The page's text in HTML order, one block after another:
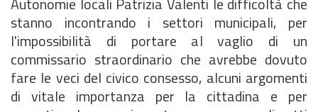
stanno incontrando i settori municipali, per
l'impossibilità di portare al vaglio di un
commissario straordinario che avrebbe dovuto
fare le veci del civico consesso, alcuni argomenti
di vitale importanza per la cittadina e per